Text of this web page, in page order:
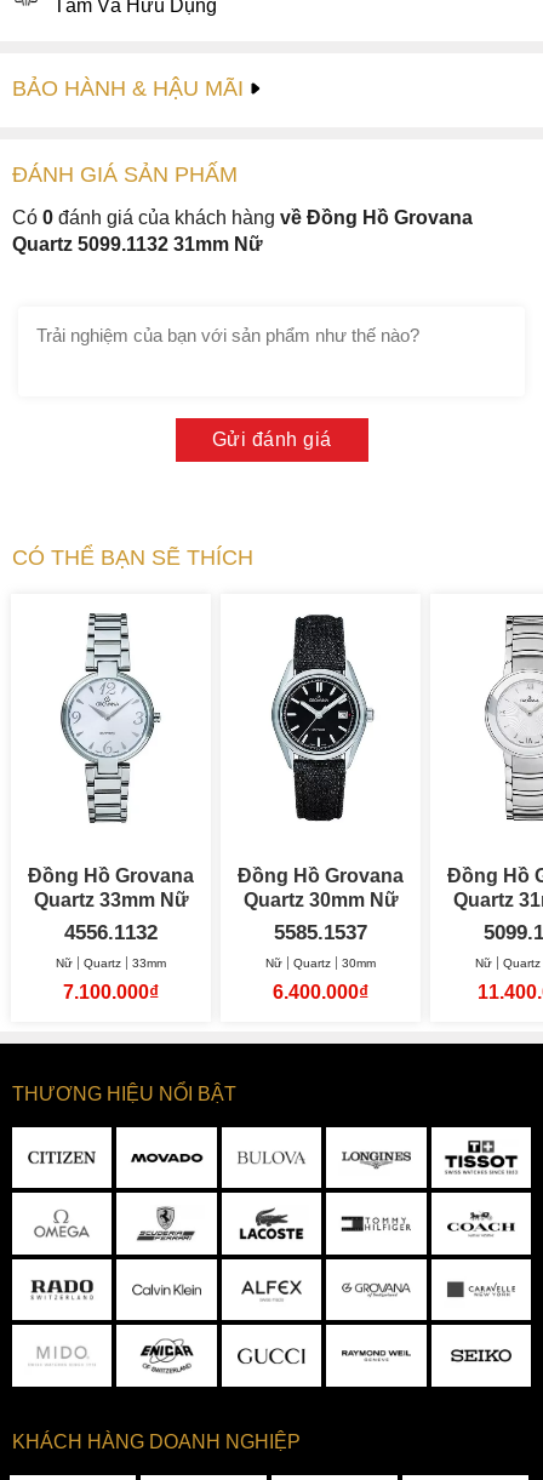
Tâm Và Hữu Dụng
BẢO HÀNH & HẬU MÃI
ĐÁNH GIÁ SẢN PHẤM
Có 0 đánh giá của khách hàng về Đồng Hồ Grovana
Quartz 5099.1132 31mm Nữ
Gửi đánh giá
CÓ THỂ BẠN SẼ THÍCH
Đồng Hồ Grovana
Quartz 33mm Nữ
4556.1132
Nữ Quartz 33mm
7.100.000₫
Đồng Hồ Grovana
Quartz 30mm Nữ
5585.1537
Nữ Quartz 30mm
6.400.000₫
Đồng Hồ
Nữ Quartz
THƯƠNG HIỆU NỔI BẬT
KHÁCH HÀNG DOANH NGHIỆP